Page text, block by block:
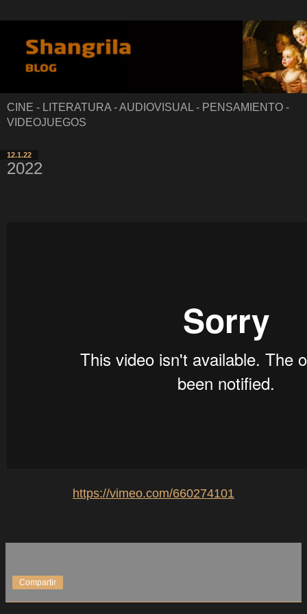
CINE - LITERATURA - AUDIOVISUAL - PENSAMIENTO -
VIDEOJUEGOS
12.1.22
2022
https://vimeo.com/660274101
Compartir